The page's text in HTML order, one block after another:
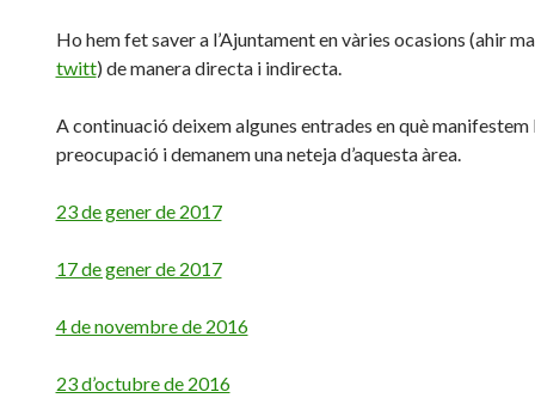
Ho hem fet saver a l’Ajuntament en vàries ocasions (ahir
twitt) de manera directa i indirecta.
A continuació deixem algunes entrades en què manifestem
preocupació i demanem una neteja d’aquesta àrea.
23 de gener de 2017
17 de gener de 2017
4 de novembre de 2016
23 d’octubre de 2016